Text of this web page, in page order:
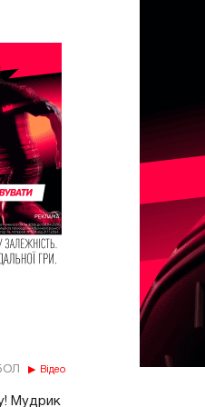
Відео
Мудрик